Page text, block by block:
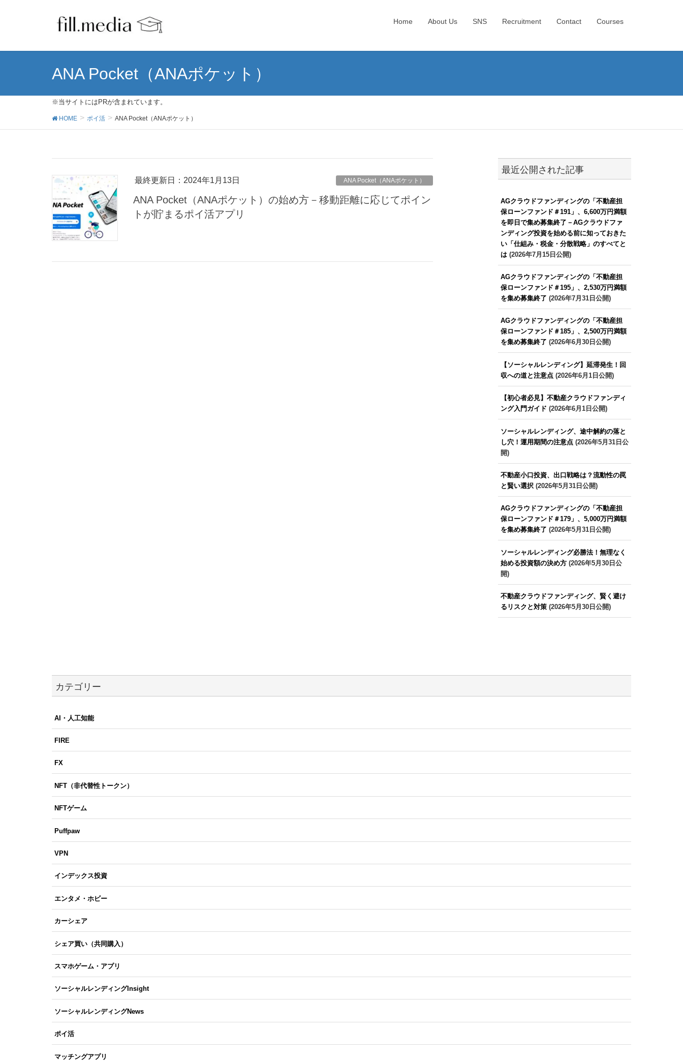
Home About Us SNS Recruitment Contact Courses
ANA Pocket（ANAポケット）
※当サイトにはPRが含まれています。
HOME ポイ活 ANA Pocket（ANAポケット）
最終更新日：2024年1月13日 ANA Pocket（ANAポケット）
ANA Pocket（ANAポケット）の始め方－移動距離に応じてポイン
トが貯まるポイ活アプリ
最近公開された記事
AGクラウドファンディングの「不動産担
保ローンファンド＃191」、6,600万円満額
を即日で集め募集終了－AGクラウドファ
ンディング投資を始める前に知っておきた
い「仕組み・税金・分散戦略」のすべてと
は(2026年7月15日公開)
AGクラウドファンディングの「不動産担
保ローンファンド＃195」、2,530万円満額
を集め募集終了 (2026年7月31日公開)
AGクラウドファンディングの「不動産担
保ローンファンド＃185」、2,500万円満額
を集め募集終了 (2026年6月30日公開)
【ソーシャルレンディング】延滞発生！回
収への道と注意点(2026年6月1日公開)
【初心者必見】不動産クラウドファンディ
ング入門ガイド (2026年6月1日公開)
ソーシャルレンディング、途中解約の落と
し穴！運用期間の注意点(2026年5月31日公
開)
不動産小口投資、出口戦略は？流動性の罠
と賢い選択(2026年5月31日公開)
AGクラウドファンディングの「不動産担
保ローンファンド＃179」、5,000万円満額
を集め募集終了 (2026年5月31日公開)
ソーシャルレンディング必勝法！無理なく
始める投資額の決め方(2026年5月30日公
開)
不動産クラウドファンディング、賢く避け
るリスクと対策(2026年5月30日公開)
カテゴリー
AI・人工知能
FIRE
FX
NFT（非代替性トークン）
NFTゲーム
Puffpaw
VPN
インデックス投資
エンタメ・ホビー
カーシェア
シェア買い（共同購入）
スマホゲーム・アプリ
ソーシャルレンディングInsight
ソーシャルレンディングNews
ポイ活
マッチングアプリ